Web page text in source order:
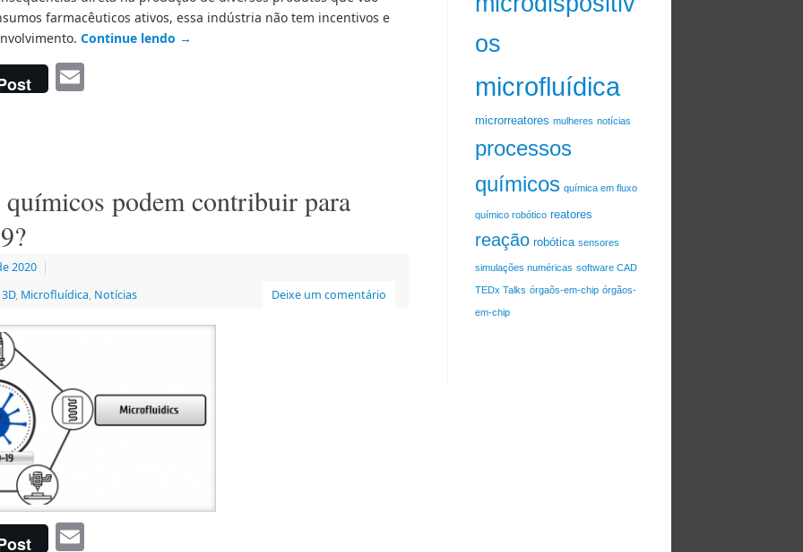
farmacêuticos ativos, essa indústria não tem incentivos e
Continue lendo →
podem contribuir para
2020 |
, Microfluídica, Notícias Deixe um comentário
os
microfluídica
microrreatores mulheres notícias
processos
químicos química em fluxo
químico robótico reatores
reação robótica sensores
simulações numéricas software CAD
TEDx Talks órgaõs-em-chip órgãos-
em-chip